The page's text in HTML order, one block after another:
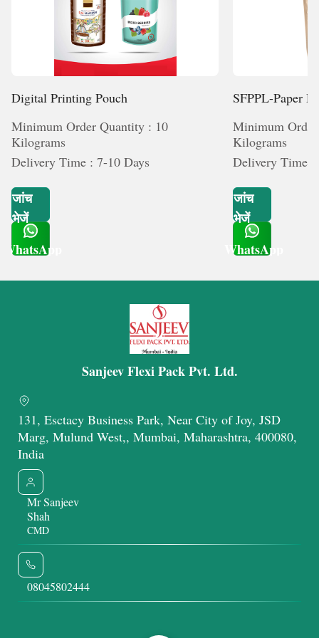
Digital Printing Pouch
Minimum Order Quantity : 10
Kilograms
Delivery Time : 7-10 Days
जांच
भेजें
WhatsApp
SFPPL-Paper
Minimum
Kilograms
Delivery Time :
जांच
भेजें
WhatsApp
Sanjeev Flexi Pack Pvt. Ltd.
131, Esctacy Business Park, Near City of Joy, JSD
Marg, Mulund West,, Mumbai, Maharashtra, 400080,
India
Mr Sanjeev
Shah
CMD
08045802444